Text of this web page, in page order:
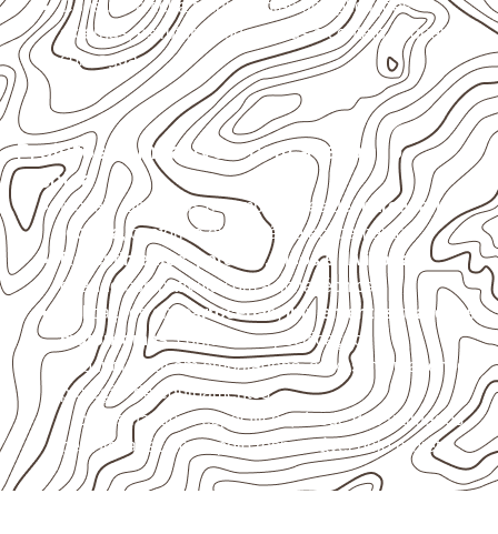
Consulte a ficha técnica antes de aplicações
externas, estruturais ou sujeitas a contato frequente
com água.
Projetos compatíveis com avaliação
técnica
Móveis, divisórias e componentes de marcenaria
técnica , conforme exposição e acabamento.
Revestimentos, paredes, pisos e divisórias
quando compatíveis com a ficha técnica.
Aplicações em carrocerias, implementos, trailers e
motorhomes, conforme especificação.
Uso industrial em embalagens, caixas, montagem e
proteção de equipamentos.
Projetos náuticos específicos, desde que validados
pela ficha técnica e pelo responsável pelo projeto.